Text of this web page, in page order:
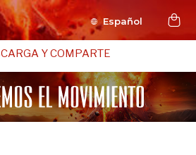
Español
Y COMPARTE